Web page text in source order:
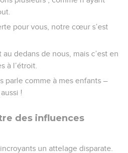
pour vous, notre cœur s’est
au dedans de nous, mais c’est en
à l’étroit.
parle comme à mes enfants –
!
des influences
un attelage disparate.